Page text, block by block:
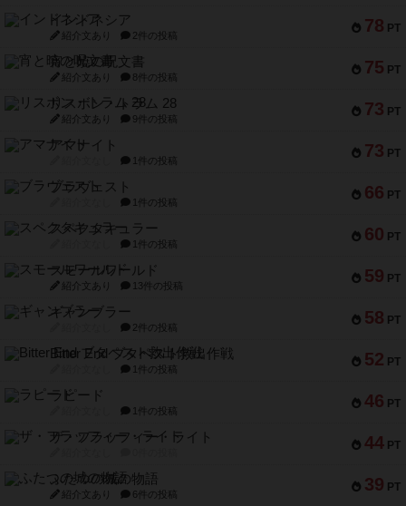
78 PT
インドネシア
紹介文あり 2件の投稿
75 PT
宵と暁の呪文書
紹介文あり 8件の投稿
73 PT
リスボン・トラム 28
紹介文あり 9件の投稿
73 PT
アマナイト
1件の投稿
66 PT
ブラヴェスト
1件の投稿
60 PT
スペクタキュラー
1件の投稿
59 PT
スモールワールド
紹介文あり 13件の投稿
58 PT
ギャンブラー
2件の投稿
52 PT
Bitter End ブタペスト救出作戦
1件の投稿
46 PT
ラピード
1件の投稿
44 PT
ザ・フラッフィー・ライト
39 PT
ふたつの城の物語
紹介文あり 6件の投稿